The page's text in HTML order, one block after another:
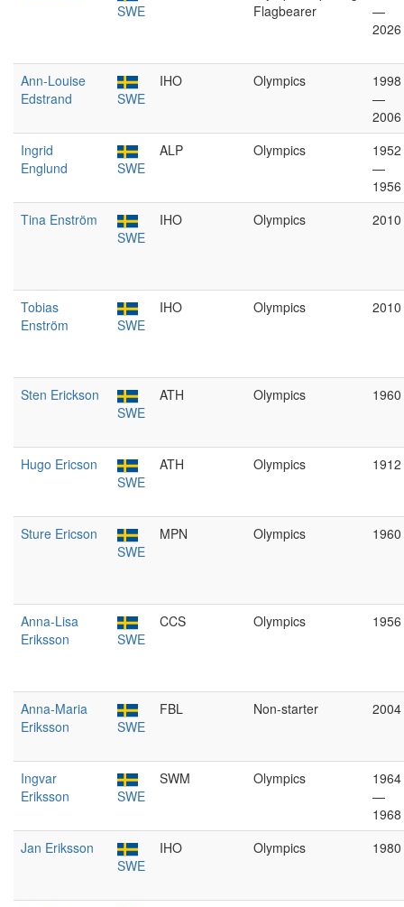
SWE
Flagbearer
—
2026
Ann-Louise
Edstrand
SWE
IHO Olympics
1998
—
2006
Ingrid
Englund
SWE
ALP Olympics
1952
—
1956
Tina Enström
SWE
IHO Olympics 2010
Tobias
Enström
SWE
IHO Olympics 2010
Sten Erickson
SWE
ATH Olympics 1960
Hugo Ericson
SWE
ATH Olympics 1912
Sture Ericson
SWE
MPN Olympics 1960
Anna-Lisa
Eriksson
SWE
CCS Olympics 1956
Anna-Maria
Eriksson
SWE
FBL Non-starter 2004
Ingvar
Eriksson
SWE
SWM Olympics
1964
—
1968
Jan Eriksson
SWE
IHO Olympics 1980